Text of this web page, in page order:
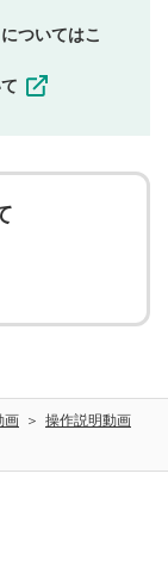
削除はできま
者は、コメント
意します。利
の広告・宣伝、
ついてはこ
画
操作説明動画